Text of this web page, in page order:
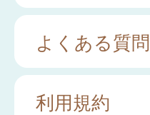
よくある質問
利用規約